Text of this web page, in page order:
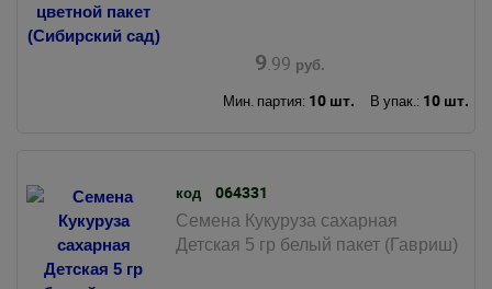
9.99 руб.
Мин. партия: 10 шт. В упак.: 10 шт.
код 064331
Семена Кукуруза сахарная
Детская 5 гр белый пакет (Гавриш)